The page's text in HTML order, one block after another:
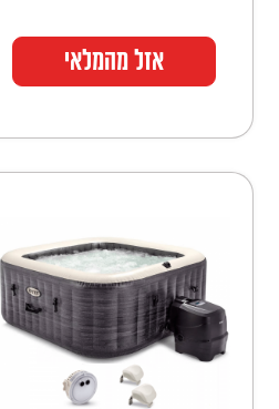
אזל מהמלאי